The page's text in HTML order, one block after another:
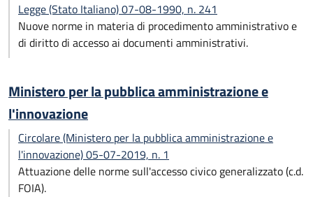
Legge (Stato Italiano) 07-08-1990, n. 241
Nuove norme in materia di procedimento amministrativo e
di diritto di accesso ai documenti amministrativi.
Ministero per la pubblica amministrazione e
l'innovazione
Circolare (Ministero per la pubblica amministrazione e
l'innovazione) 05-07-2019, n. 1
Attuazione delle norme sull'accesso civico generalizzato (c.d.
FOIA).